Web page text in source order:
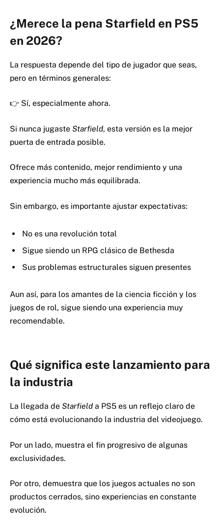
¿Merece la pena Starfield en PS5
en 2026?
La respuesta depende del tipo de jugador que seas,
pero en términos generales:
👉 Sí, especialmente ahora.
Si nunca jugaste Starfield, esta versión es la mejor
puerta de entrada posible.
Ofrece más contenido, mejor rendimiento y una
experiencia mucho más equilibrada.
Sin embargo, es importante ajustar expectativas:
No es una revolución total
Sigue siendo un RPG clásico de Bethesda
Sus problemas estructurales siguen presentes
Aun así, para los amantes de la ciencia ficción y los
juegos de rol, sigue siendo una experiencia muy
recomendable.
Qué significa este lanzamiento para
la industria
La llegada de Starfield a PS5 es un reflejo claro de
cómo está evolucionando la industria del videojuego.
Por un lado, muestra el fin progresivo de algunas
exclusividades.
Por otro, demuestra que los juegos actuales no son
productos cerrados, sino experiencias en constante
evolución.